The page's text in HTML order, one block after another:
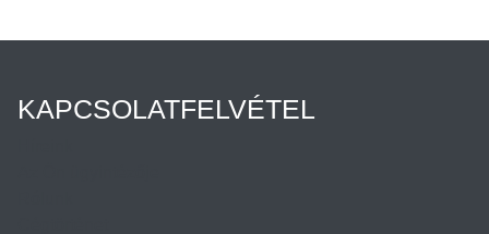
KAPCSOLATFELVÉTEL